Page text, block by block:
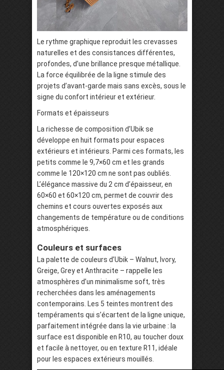
Le rythme graphique reproduit les crevasses
naturelles et des consistances différentes,
profondes, d’une brillance presque métallique.
La force équilibrée de la ligne stimule des
projets d’avant-garde mais sans excès, sous le
signe du confort intérieur et extérieur.
Formats et épaisseurs
La richesse de composition d’Ubik se
développe en huit formats pour espaces
extérieurs et intérieurs. Parmi ces formats, les
petits comme le 9,7×60 cm et les grands
comme le 120×120 cm ne sont pas oubliés.
L’élégance massive du 2 cm d’épaisseur, en
60×60 et 60×120 cm, permet de couvrir des
chemins et cours ouvertes exposés aux
changements de température ou de conditions
atmosphériques.
Couleurs et surfaces
La palette de couleurs d’Ubik – Walnut, Ivory,
Greige, Grey et Anthracite – rappelle les
atmosphères d’un minimalisme soft, très
recherchées dans les aménagements
contemporains. Les 5 teintes montrent des
tempéraments qui s’écartent de la ligne unique,
parfaitement intégrée dans la vie urbaine : la
surface est disponible en R10, au toucher doux
et facile à nettoyer, ou en texture R11, idéale
pour les espaces extérieurs mouillés.